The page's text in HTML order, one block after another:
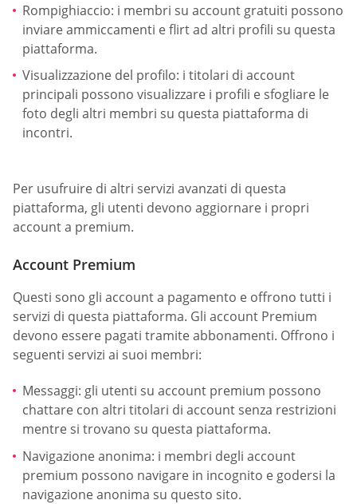
Rompighiaccio: i membri su account gratuiti possono
inviare ammiccamenti e flirt ad altri profili su questa
piattaforma.
Visualizzazione del profilo: i titolari di account
principali possono visualizzare i profili e sfogliare le
foto degli altri membri su questa piattaforma di
incontri.
Per usufruire di altri servizi avanzati di questa
piattaforma, gli utenti devono aggiornare i propri
account a premium.
Account Premium
Questi sono gli account a pagamento e offrono tutti i
servizi di questa piattaforma. Gli account Premium
devono essere pagati tramite abbonamenti. Offrono i
seguenti servizi ai suoi membri:
Messaggi: gli utenti su account premium possono
chattare con altri titolari di account senza restrizioni
mentre si trovano su questa piattaforma.
Navigazione anonima: i membri degli account
premium possono navigare in incognito e godersi la
navigazione anonima su questo sito.